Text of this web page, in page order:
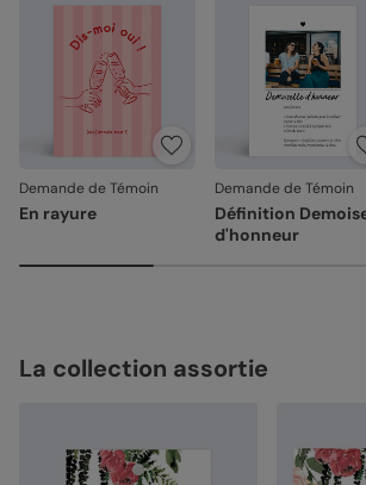
Demande de Témoin
En rayure
Demande de Témoin
Définition
d'honneur
La collection assortie